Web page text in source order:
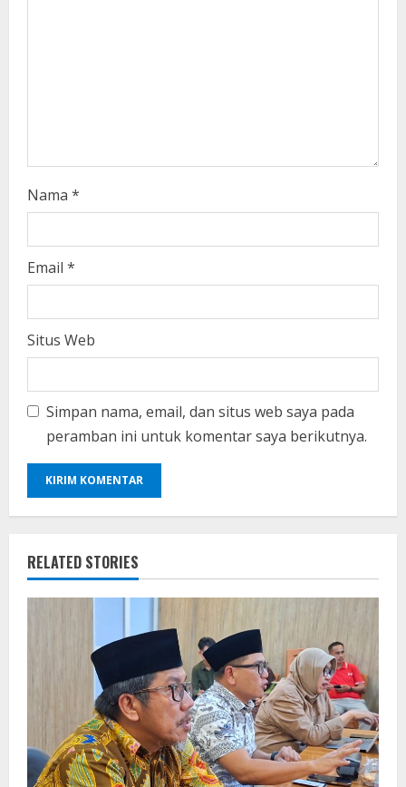
Nama *
Email *
Situs Web
Simpan nama, email, dan situs web saya pada
peramban ini untuk komentar saya berikutnya.
RELATED STORIES